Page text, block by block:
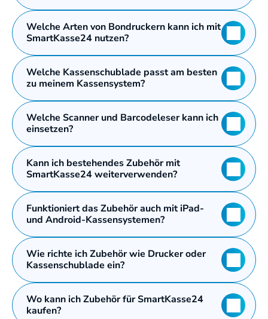
Welche Arten von Bondruckern kann ich mit
SmartKasse24 nutzen?
Welche Kassenschublade passt am besten
zu meinem Kassensystem?
Welche Scanner und Barcodeleser kann ich
einsetzen?
Kann ich bestehendes Zubehör mit
SmartKasse24 weiterverwenden?
Funktioniert das Zubehör auch mit iPad-
und Android-Kassensystemen?
Wie richte ich Zubehör wie Drucker oder
Kassenschublade ein?
Wo kann ich Zubehör für SmartKasse24
kaufen?